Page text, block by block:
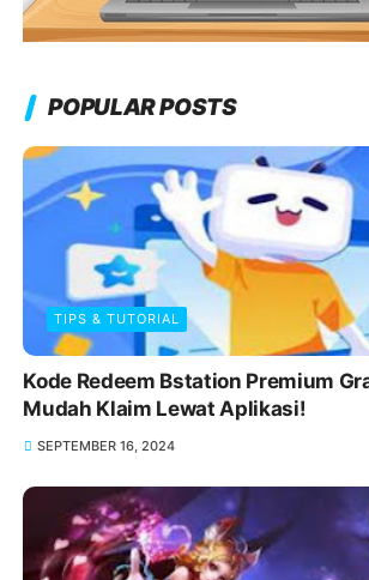
POPULAR POSTS
TIPS & TUTORIAL
Kode Redeem Bstation Premium
Mudah Klaim Lewat Aplikasi!
SEPTEMBER 16, 2024